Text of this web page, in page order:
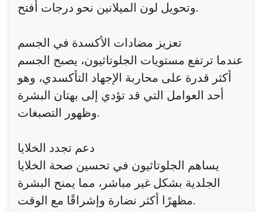
وتحويل لون الميلانين نحو درجات أفتح.
تعزيز مضادات الأكسدة في الجسم
عندما ترتفع مستويات الجلوتاثيون، يصبح الجسم
أكثر قدرة على محاربة الإجهاد التأكسدي، وهو
أحد العوامل التي قد تؤدي إلى بهتان البشرة
وظهور التصبغات.
دعم تجدد الخلايا
يساهم الجلوتاثيون في تحسين صحة الخلايا
الجلدية بشكل غير مباشر، مما يمنح البشرة
مظهرًا أكثر نضارة وإشراقًا مع الوقت.